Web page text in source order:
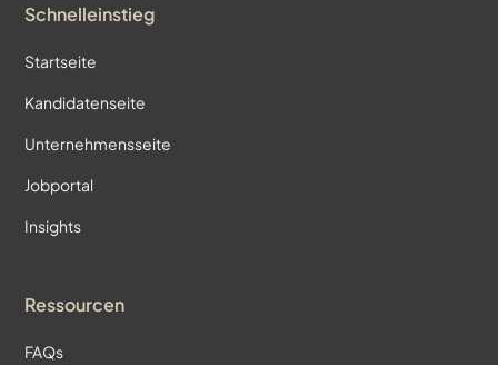
Schnelleinstieg
Startseite
Kandidatenseite
Unternehmensseite
Jobportal
Insights
Ressourcen
FAQs